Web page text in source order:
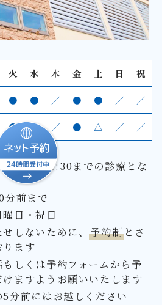
火 水 木 金 土 日 祝
● ● ／ ● ● ／ ／
● ● ／ ● △ ／ ／
～16:30までの診療とな
分前まで
日・祝日
しないために、予約制 とさ
ます
しくは予約フォームから予
ますようお願いいたします
分前にはお越しください